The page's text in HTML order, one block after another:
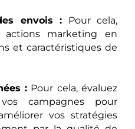
envois : Pour cela,
actions marketing en
et caractéristiques de
: Pour cela, évaluez
campagnes pour
vos stratégies